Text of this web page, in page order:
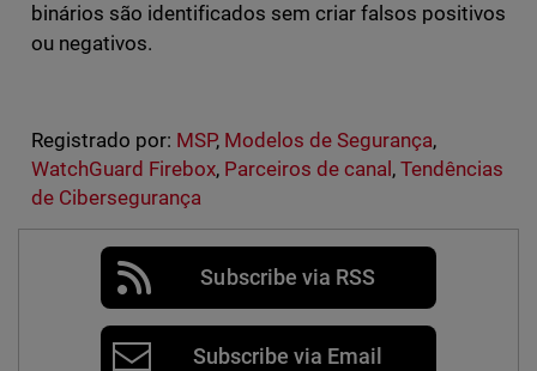
binários são identificados sem criar falsos positivos
ou negativos.
Registrado por: MSP, Modelos de Segurança,
WatchGuard Firebox, Parceiros de canal ,Tendências
de Cibersegurança
Subscribe via RSS
Subscribe via Email